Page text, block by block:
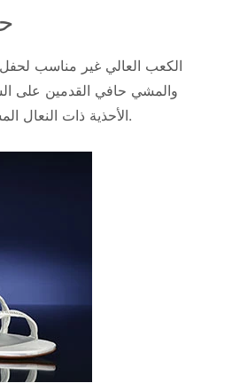
الكعب العالي غير مناسب
والمشي حافي القدمين على
الأحذية ذات النعال المسطحة هو أنسب الأحذية.